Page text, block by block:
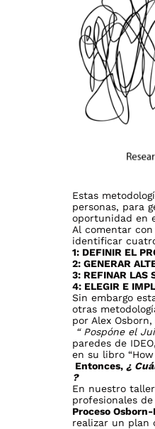
Estas
personas, para
oportunidad en
Al comentar
identificar
1: DEFINIR EL
2: GENERAR
3: REFINAR LAS
4: ELEGIR E
Sin embargo
otras
por Alex
“ Pospóne el
paredes de
en su libro “How
Entonces, ¿
?
En nuestro taller
profesionales
Proceso
realizar un plan